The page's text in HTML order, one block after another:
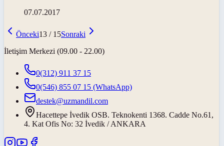
07.07.2017
Önceki13 / 15Sonraki
İletişim Merkezi (09.00 - 22.00)
0(312) 911 37 15
0(546) 855 07 15 (WhatsApp)
destek@uzmandil.com
Hacettepe İvedik OSB. Teknokenti 1368. Cadde No.61,
4. Kat Ofis No: 32 İvedik / ANKARA